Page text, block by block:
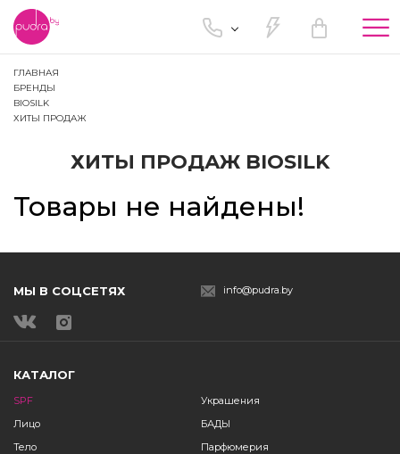
ГЛАВНАЯ
БРЕНДЫ
BIOSILK
ХИТЫ ПРОДАЖ
ХИТЫ ПРОДАЖ BIOSILK
Товары не найдены!
МЫ В СОЦСЕТЯХ info@pudra.by
КАТАЛОГ
SPF
Лицо
Тело
Украшения
БАДЫ
Парфюмерия